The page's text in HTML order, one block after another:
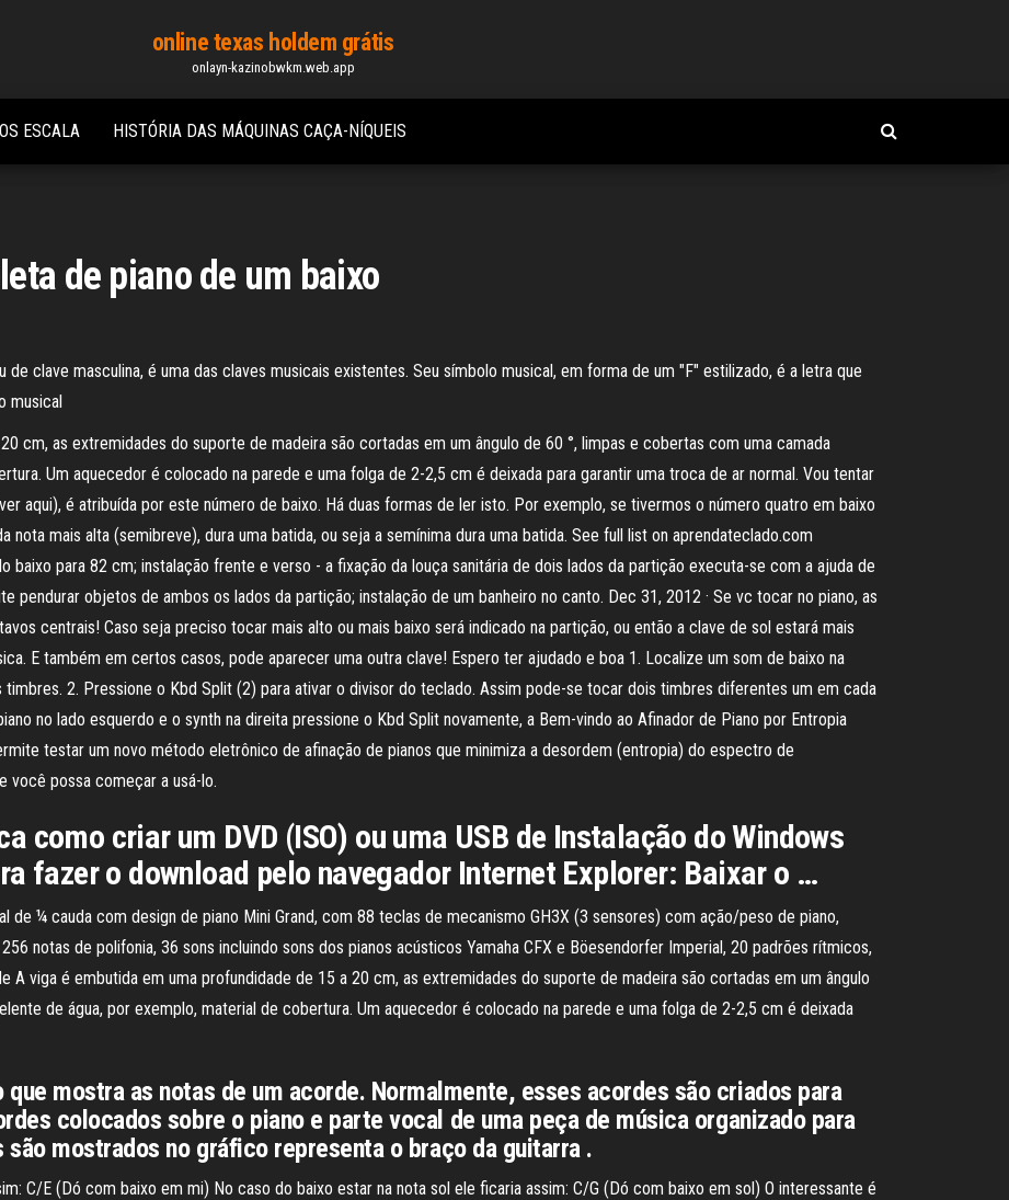
online texas holdem grátis
onlayn-kazinobwkm.web.app
ESCALA HISTÓRIA DAS MÁQUINAS CAÇA-NÍQUEIS
de piano de um baixo
clave masculina, é uma das claves musicais existentes. Seu símbolo musical, em forma de um "F" estilizado, é a letra que
musical
cm, as extremidades do suporte de madeira são cortadas em um ângulo de 60 °, limpas e cobertas com uma camada
Um aquecedor é colocado na parede e uma folga de 2-2,5 cm é deixada para garantir uma troca de ar normal. Vou tentar
aqui), é atribuída por este número de baixo. Há duas formas de ler isto. Por exemplo, se tivermos o número quatro em baixo
nota mais alta (semibreve), dura uma batida, ou seja a semínima dura uma batida. See full list on aprendateclado.com
baixo para 82 cm; instalação frente e verso - a fixação da louça sanitária de dois lados da partição executa-se com a ajuda de
pendurar objetos de ambos os lados da partição; instalação de um banheiro no canto. Dec 31, 2012 · Se vc tocar no piano, as
centrais! Caso seja preciso tocar mais alto ou mais baixo será indicado na partição, ou então a clave de sol estará mais
E também em certos casos, pode aparecer uma outra clave! Espero ter ajudado e boa 1. Localize um som de baixo na
2. Pressione o Kbd Split (2) para ativar o divisor do teclado. Assim pode-se tocar dois timbres diferentes um em cada
no lado esquerdo e o synth na direita pressione o Kbd Split novamente, a Bem-vindo ao Afinador de Piano por Entropia
testar um novo método eletrônico de afinação de pianos que minimiza a desordem (entropia) do espectro de
você possa começar a usá-lo.
como criar um DVD (ISO) ou uma USB de Instalação do Windows
fazer o download pelo navegador Internet Explorer: Baixar o …
de ¼ cauda com design de piano Mini Grand, com 88 teclas de mecanismo GH3X (3 sensores) com ação/peso de piano,
notas de polifonia, 36 sons incluindo sons dos pianos acústicos Yamaha CFX e Böesendorfer Imperial, 20 padrões rítmicos,
A viga é embutida em uma profundidade de 15 a 20 cm, as extremidades do suporte de madeira são cortadas em um ângulo
de água, por exemplo, material de cobertura. Um aquecedor é colocado na parede e uma folga de 2-2,5 cm é deixada
mostra as notas de um acorde. Normalmente, esses acordes são criados para
colocados sobre o piano e parte vocal de uma peça de música organizado para
mostrados no gráfico representa o braço da guitarra .
C/E (Dó com baixo em mi) No caso do baixo estar na nota sol ele ficaria assim: C/G (Dó com baixo em sol) O interessante é